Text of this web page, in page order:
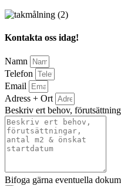
Kontakta oss idag!
Namn
Telefon
Email
Adress + Ort
Beskriv ert behov,
Bifoga gärna eventuella